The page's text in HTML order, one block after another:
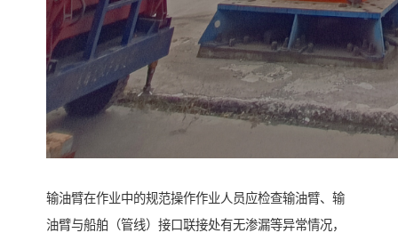
输油臂在作业中的规范操作作业人员应检查输油臂、输
油臂与船舶（管线）接口联接处有无渗漏等异常情况，